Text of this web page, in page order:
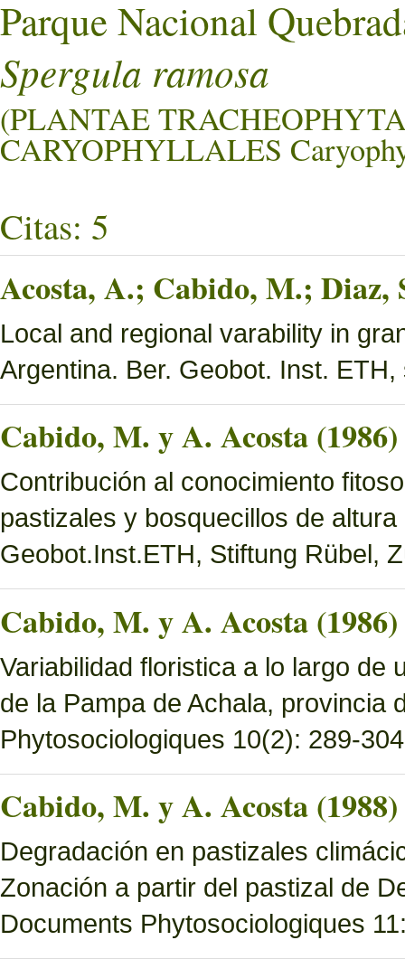
Parque Nacional
Spergula ramosa
(PLANTAE
CARYOPHYLLALES
Citas: 5
Acosta, A.; Cabido, M.; Diaz,
Local and regional varability in
Argentina. Ber. Geobot. Inst.
Cabido, M. y A. Acosta (1986)
Contribución al conocimiento
pastizales y bosquecillos de
Geobot.Inst.ETH, Stiftung Rübel,
Cabido, M. y A. Acosta (1986)
Variabilidad floristica a lo largo de
de la Pampa de Achala, provincia
Phytosociologiques 10(2): 289-304
Cabido, M. y A. Acosta (1988)
Degradación en pastizales
Zonación a partir del pastizal de
Documents Phytosociologiques